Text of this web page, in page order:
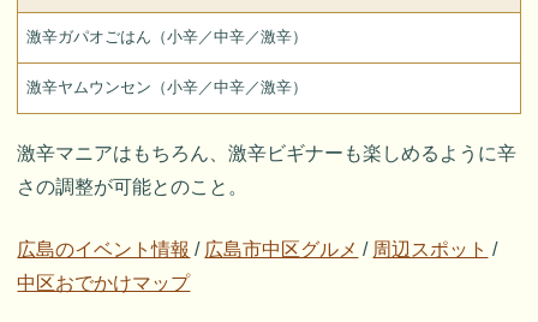
激辛ガパオごはん（小辛／中辛／激辛）
激辛ヤムウンセン（小辛／中辛／激辛）
激辛マニアはもちろん、激辛ビギナーも楽しめるように辛
さの調整が可能とのこと。
広島のイベント情報 / 広島市中区グルメ / 周辺スポット /
中区おでかけマップ